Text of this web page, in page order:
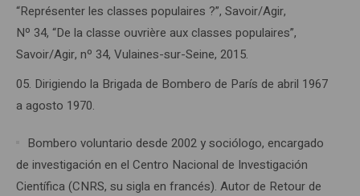
“Représenter les classes populaires ?”, Savoir/Agir,
Nº 34, “De la classe ouvrière aux classes populaires”,
Savoir/Agir, nº 34, Vulaines-sur-Seine, 2015.
Dirigiendo la Brigada de Bombero de París de abril 1967
a agosto 1970.
Bombero voluntario desde 2002 y sociólogo, encargado
de investigación en el Centro Nacional de Investigación
Científica (CNRS, su sigla en francés). Autor de Retour de